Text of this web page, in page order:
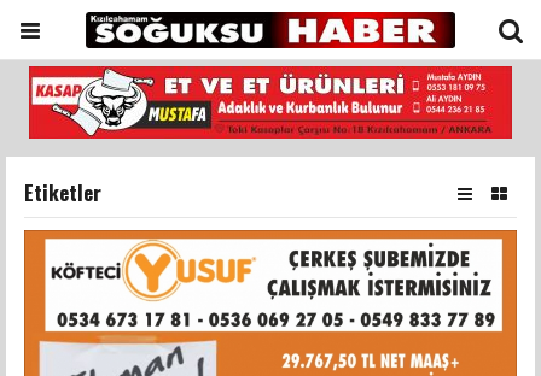
Etiketler